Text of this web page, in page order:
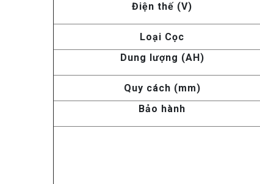
Điện thế (V)
Loại Cọc
Dung lượng (AH)
Quy cách (mm)
Bảo hành